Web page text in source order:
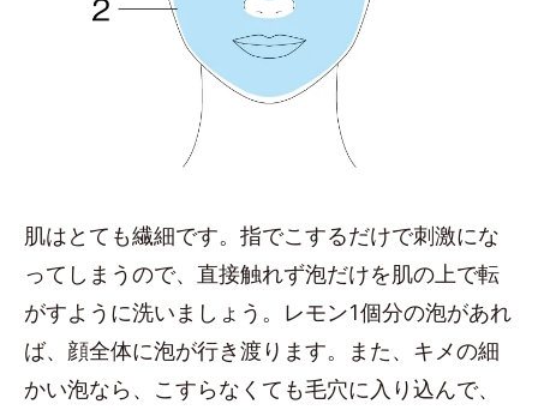
肌はとても繊細です。指でこするだけで刺激にな
ってしまうので、直接触れず泡だけを肌の上で転
がすように洗いましょう。レモン1個分の泡があれ
ば、顔全体に泡が行き渡ります。また、キメの細
かい泡なら、こすらなくても毛穴に入り込んで、